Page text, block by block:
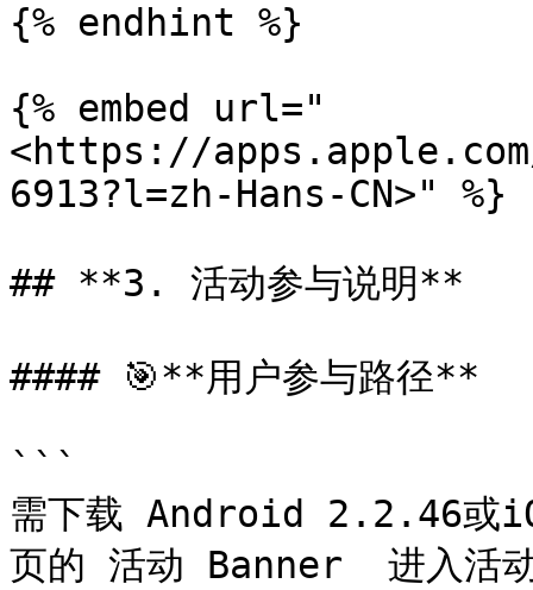
{% endhint %}
{% embed url="
<https://
6913?l=zh-Hans-CN>" %}
## **3. 活动参与说明**
#### 🎯**用户参与路径**
```
需下载 Android 2.2.46或
页的 活动 Banner  进入活